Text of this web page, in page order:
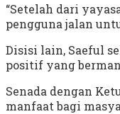
“Setelah dari
pengguna jalan
Disisi lain, Saeful
positif yang
Senada dengan
manfaat bagi